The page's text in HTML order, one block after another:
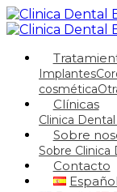
Implantes
cosmética
Clínicas
Clinica
Sobre
Sobre Clinica
Contacto
Español